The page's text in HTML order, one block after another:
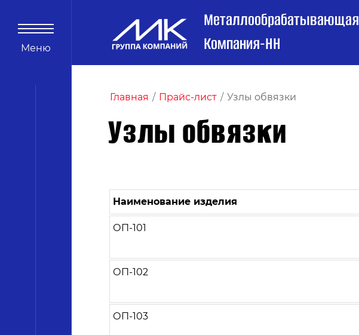
Меню
Металлообрабатывающая
Компания-НН
Главная / Прайс-лист / Узлы обвязки
Узлы обвязки
Наименование изделия
ОП-101
ОП-102
ОП-103